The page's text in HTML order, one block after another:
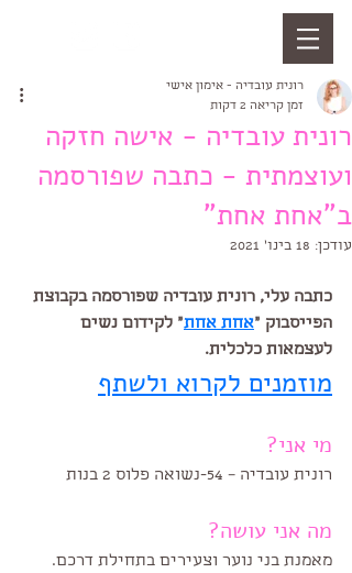
רונית עובדיה - אישה חזקה
ועוצמתית - כתבה שפורסמה
ב"אחת אחת"
רונית עובדיה - אימון אישי
זמן קריאה 2 דקות
עודכן: 18 בינו׳ 2021
כתבה עלי, רונית עובדיה שפורסמה בקבוצת
הפייסבוק "אחת אחת" לקידום נשים
לעצמאות כלכלית.
מוזמנים לקרוא ולשתף
מי אני?
רונית עובדיה – 54-נשואה פלוס 2 בנות
מה אני עושה?
מאמנת בני נוער וצעירים בתחילת דרכם.